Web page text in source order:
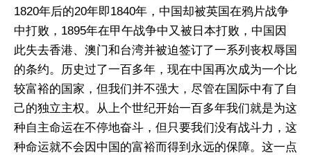
1820年后的20年即1840年，中国却被英国在鸦片战争
中打败，1895年在甲午战争中又被日本打败，中国因
此失去香港、澳门和台湾并被迫签订了一系列丧权辱国
的条约。历史过了一百多年，现在中国再次成为一个比
较富裕的国家，但我们并不强大，尽管在国际中有了自
己的独立主权。从上个世纪开始一百多年我们就是为这
种自主命运在不停地奋斗，但只要我们没有战斗力，这
种命运就不会因中国的富裕而得到永远的保障。这一点